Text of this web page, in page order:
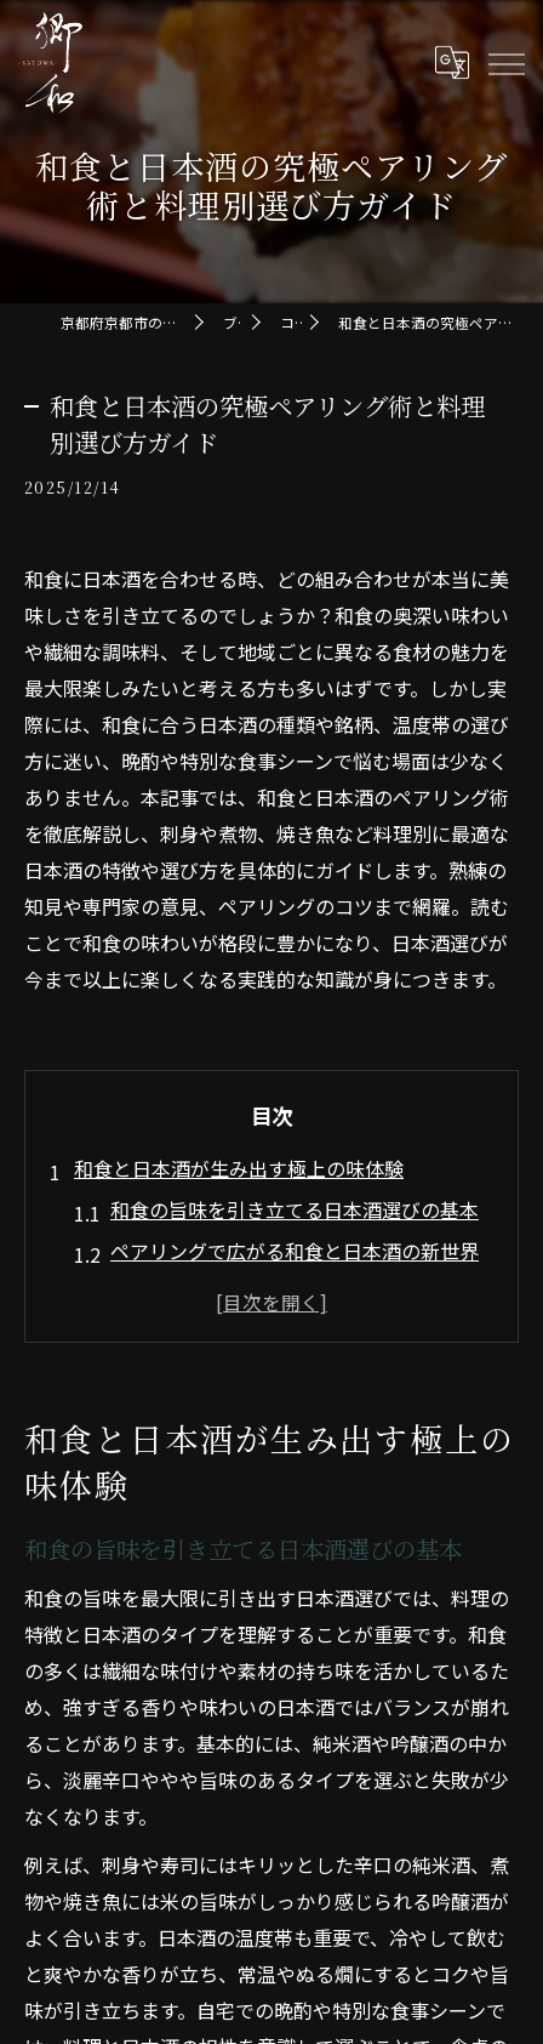
和食と日本酒の究極ペアリング
術と料理別選び方ガイド
京都府京都市の和食なら郷和-SATOWA- ブログ コラム 和食と日本酒の究極ペアリング術と料理別選び方ガイド
和食と日本酒の究極ペアリング術と料理
別選び方ガイド
2025/12/14
和食に日本酒を合わせる時、どの組み合わせが本当に美
味しさを引き立てるのでしょうか？和食の奥深い味わい
や繊細な調味料、そして地域ごとに異なる食材の魅力を
最大限楽しみたいと考える方も多いはずです。しかし実
際には、和食に合う日本酒の種類や銘柄、温度帯の選び
方に迷い、晩酌や特別な食事シーンで悩む場面は少なく
ありません。本記事では、和食と日本酒のペアリング術
を徹底解説し、刺身や煮物、焼き魚など料理別に最適な
日本酒の特徴や選び方を具体的にガイドします。熟練の
知見や専門家の意見、ペアリングのコツまで網羅。読む
ことで和食の味わいが格段に豊かになり、日本酒選びが
今まで以上に楽しくなる実践的な知識が身につきます。
目次
和食と日本酒が生み出す極上の味体験
和食の旨味を引き立てる日本酒選びの基本
ペアリングで広がる和食と日本酒の新世界
和食と日本酒が調和する味わいの秘密
季節ごとに楽しむ和食と日本酒ペアリング
術
春夏秋冬の和食に合う日本酒の特徴解説
和食の四季を彩る日本酒選びのコツ
料理別に見る和食と日本酒の相性ポイント
日本酒に合う和食の秘訣と楽しみ方を解説
和食を引き立てる日本酒の選び方の極意
日本酒に合う和食の味付けと調味料の工夫
和食と日本酒の相性を高めるコツを紹介
日本酒で楽しむ和食の新しい食卓体験
料理別に見る日本酒に合う和食ランキング
繊細な和食と日本酒ペアリング成功のコツ
和食が映える日本酒ペアリング実践法
繊細な味付けの和食に合う日本酒選び
和食と日本酒が生み出す極上の
味体験
和食の旨味を引き立てる日本酒選びの基本
和食の旨味を最大限に引き出す日本酒選びでは、料理の
特徴と日本酒のタイプを理解することが重要です。和食
の多くは繊細な味付けや素材の持ち味を活かしているた
め、強すぎる香りや味わいの日本酒ではバランスが崩れ
ることがあります。基本的には、純米酒や吟醸酒の中か
ら、淡麗辛口ややや旨味のあるタイプを選ぶと失敗が少
なくなります。
例えば、刺身や寿司にはキリッとした辛口の純米酒、煮
物や焼き魚には米の旨味がしっかり感じられる吟醸酒が
よく合います。日本酒の温度帯も重要で、冷やして飲む
と爽やかな香りが立ち、常温やぬる燗にするとコクや旨
味が引き立ちます。自宅での晩酌や特別な食事シーンで